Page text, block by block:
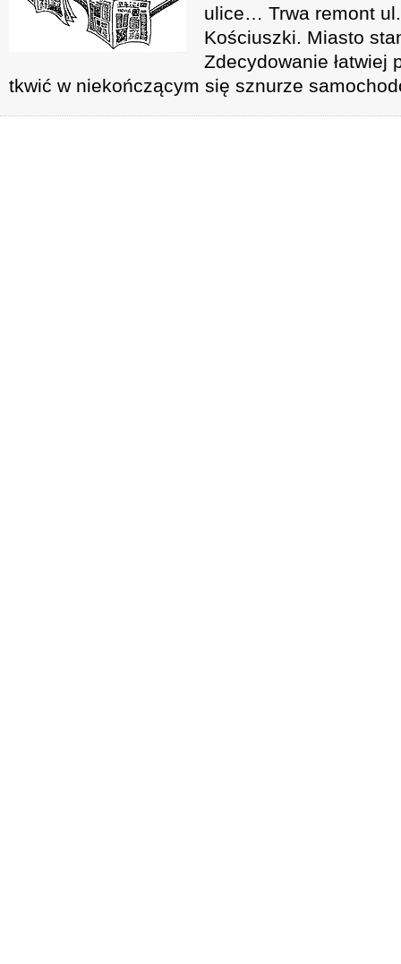
ulice… Trwa remont
Kościuszki. Miasto
Zdecydowanie łatwiej
tkwić w niekończącym się sznurze